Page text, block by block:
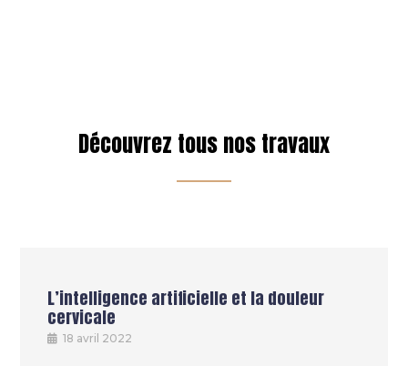
Découvrez tous nos travaux
L’intelligence artificielle et la douleur
cervicale
18 avril 2022